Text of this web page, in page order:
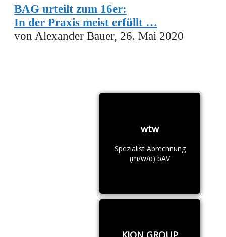
BAG urteilt zum 16er:
In der Praxis meist erfüllt …
von Alexander Bauer, 26. Mai 2020
wtw
Spezialist Abrechnung
(m/w/d) bAV